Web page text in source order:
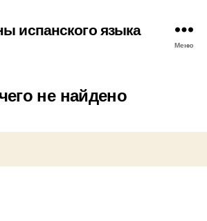
испанского языка
Меню
не найдено